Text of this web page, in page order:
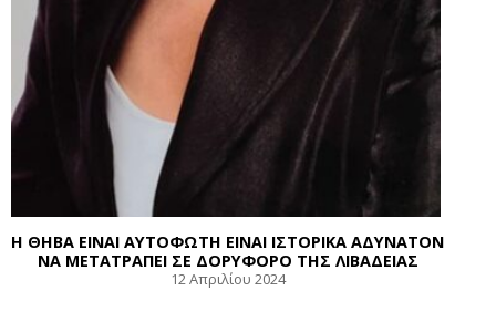
Η ΘΗΒΑ ΕΙΝΑΙ ΑΥΤΟΦΩΤΗ ΕΙΝΑΙ ΙΣΤΟΡΙΚΑ ΑΔΥΝΑΤΟΝ
ΝΑ ΜΕΤΑΤΡΑΠΕΙ ΣΕ ΔΟΡΥΦΟΡΟ ΤΗΣ ΛΙΒΑΔΕΙΑΣ
12 Απριλίου 2024